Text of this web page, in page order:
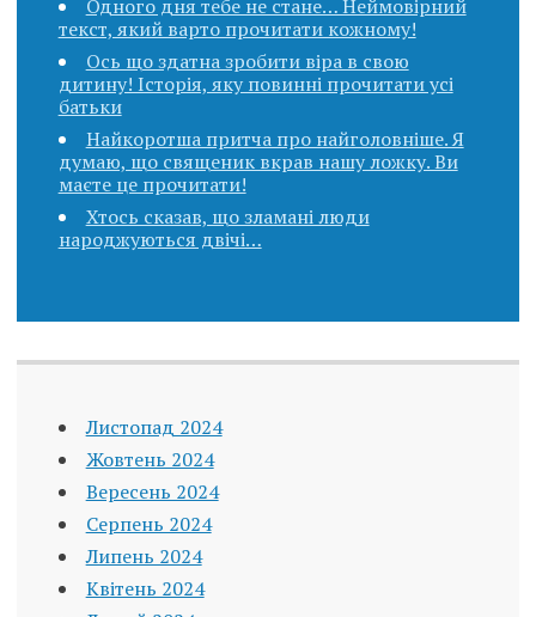
Одного дня тебе не стане… Неймовірний
текст, який варто прочитати кожному!
Ось що здатна зробити віра в свою
дитину! Історія, яку повинні прочитати усі
батьки
Найкоротша притча про найголовніше. Я
думаю, що священик вкpав нашу ложку. Ви
маєте це прочитати!
Хтось сказав, що зламані люди
народжуються двічі…
Листопад 2024
Жовтень 2024
Вересень 2024
Серпень 2024
Липень 2024
Квітень 2024